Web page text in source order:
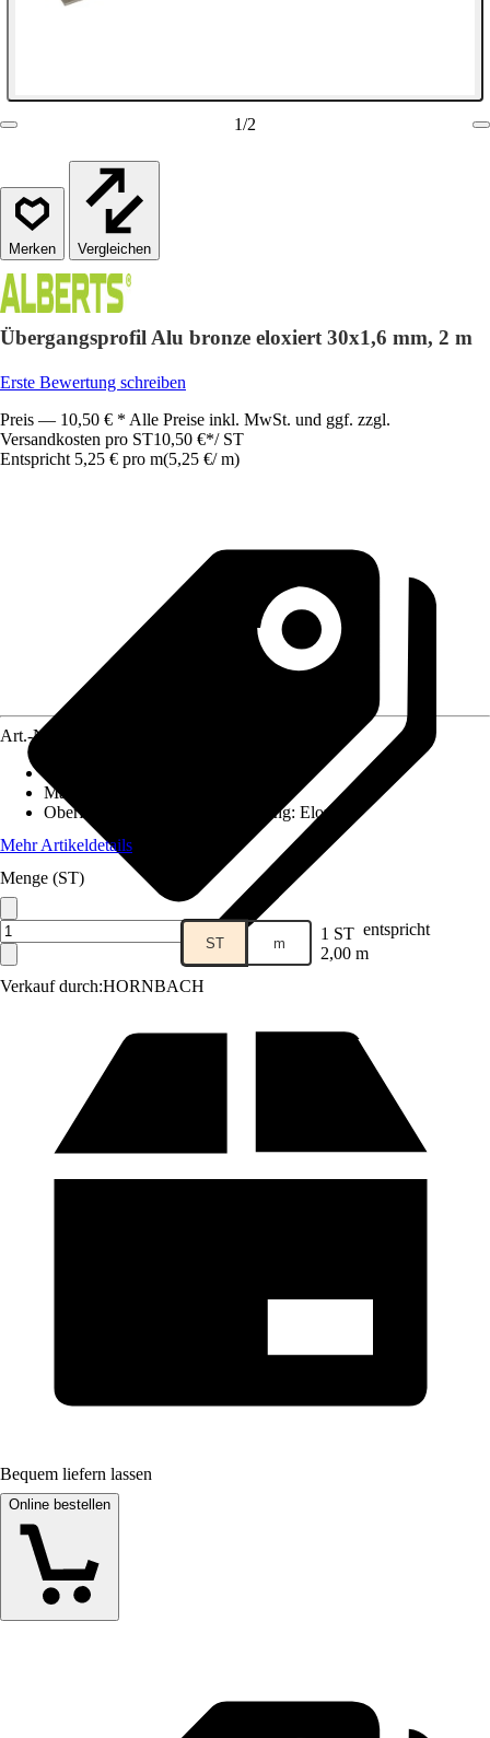
1/2
Vergleichen
Übergangsprofil Alu bronze eloxiert 30x1,6 mm, 2 m
Erste Bewertung schreiben
Preis — 10,50 € * Alle Preise inkl. MwSt. und ggf. zzgl.
Versandkosten pro ST10,50 €*/ ST
Entspricht 5,25 € pro m(5,25 €/ m)
Verkauf durch:HORNBACH
Art.-Nr.
Materialspezifizierung
Oberfläche/Oberflächenbehandlung: Eloxiert
Mehr Artikeldetails
Menge (ST)
ST m 1 ST entspricht
2,00 m
Bequem liefern lassen
Online bestellen